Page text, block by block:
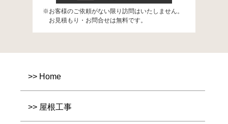
お客様のご依頼がない限り訪問はいたしません。
お見積もり・お問合せは無料です。
Home
屋根工事